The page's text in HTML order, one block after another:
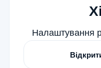
Налаштування